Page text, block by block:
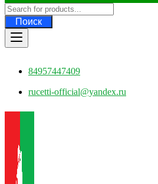
Поиск
84957447409
rucetti-official@yandex.ru